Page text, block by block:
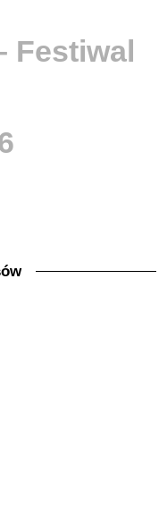
Festiwal